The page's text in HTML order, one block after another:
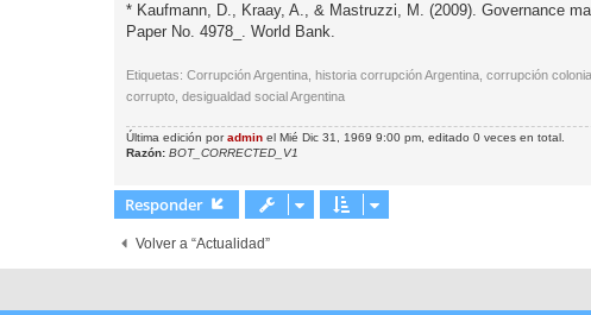
* Kaufmann, D., Kraay, A., & Mastruzzi, M. (2009). Governance
Paper No. 4978_. World Bank.
Etiquetas: Corrupción Argentina, historia corrupción Argentina, corrupción
corrupto, desigualdad social Argentina
Última edición poradmin el Mié Dic 31, 1969 9:00 pm, editado 0 veces en total.
Razón: BOT_CORRECTED_V1
Responder
Volver a “Actualidad”